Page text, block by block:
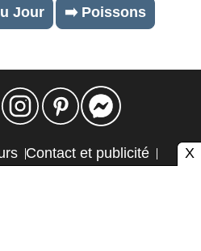
Jour ➡️ Poissons
Contact et publicité
X